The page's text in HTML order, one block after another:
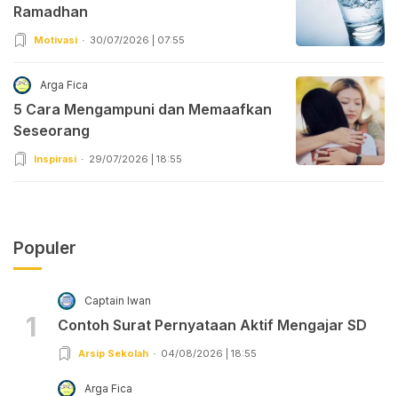
Ramadhan
Motivasi 30/07/2026 | 07:55
Arga Fica
5 Cara Mengampuni dan Memaafkan
Seseorang
Inspirasi 29/07/2026 | 18:55
Populer
1
Captain Iwan
Contoh Surat Pernyataan Aktif Mengajar SD
Arsip Sekolah 04/08/2026 | 18:55
Arga Fica